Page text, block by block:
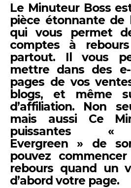
Le Minuteur Boss
pièce étonnante de
qui vous permet
comptes à
partout. Il vous
mettre dans des
pages de vos
blogs, et même
d’affiliation. Non
mais aussi Ce
puissantes
Evergreen » de
pouvez
rebours quand un
d’abord votre page.